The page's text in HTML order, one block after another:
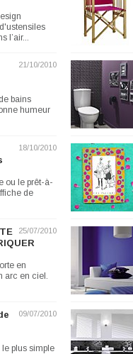
l’air...
21/10/2010
bains
humeur
18/10/2010
ou le prêt-à-
de
25/07/2010
en
arc en ciel.
09/07/2010
le plus simple